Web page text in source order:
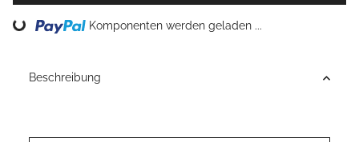
Loading... Komponenten werden geladen ...
Beschreibung